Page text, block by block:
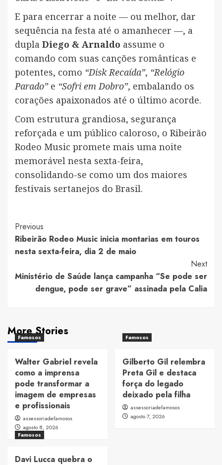
E para encerrar a noite — ou melhor, dar
sequência na festa até o amanhecer —, a
dupla Diego & Arnaldo assume o
comando com suas canções românticas e
potentes, como “Disk Recaída”, “Relógio
Parado”e “Sofri em Dobro”, embalando os
corações apaixonados até o último acorde.
Com estrutura grandiosa, segurança
reforçada e um público caloroso, o Ribeirão
Rodeo Music promete mais uma noite
memorável nesta sexta-feira,
consolidando-se como um dos maiores
festivais sertanejos do Brasil.
Post
Navigation
Previous
Ribeirão Rodeo Music inicia montarias em touros
nesta sexta-feira, dia 2 de maio
Next
Ministério de Saúde lança campanha “Se pode ser
dengue, pode ser grave” assinada pela Calia
More Stories
Famosos
Walter Gabriel revela
como a imprensa
pode transformar a
imagem de empresas
e profissionais
assessoriadefamosos
agosto 8, 2026
Famosos
Gilberto Gil relembra
Preta Gil e destaca
força do legado
deixado pela filha
assessoriadefamosos
agosto 7, 2026
Famosos
Davi Lucca quebra o